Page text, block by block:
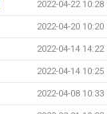
2022-04-22 10:28
2022-04-20 10:20
2022-04-14 14:22
2022-04-14 10:25
2022-04-08 10:33